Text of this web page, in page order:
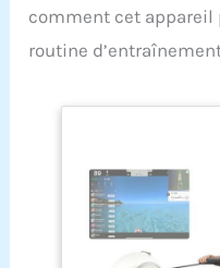
comment cet
routine